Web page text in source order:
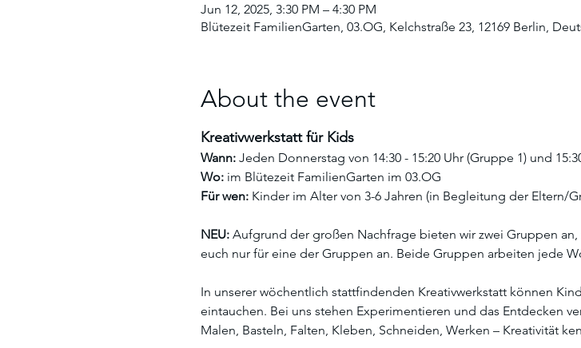
Jun 12, 2025, 3:30 PM – 4:30 PM
Blütezeit FamilienGarten, 03.OG, Kelchstraße 23, 12169 Berlin,
About the event
Kreativwerkstatt für Kids
Wann: Jeden Donnerstag von 14:30 - 15:20 Uhr (Gruppe 1) und
Wo: im Blütezeit FamilienGarten im 03.OG
Für wen: Kinder im Alter von 3-6 Jahren (in Begleitung der Eltern/
NEU: Aufgrund der großen Nachfrage bieten wir zwei Gruppen
euch nur für eine der Gruppen an. Beide Gruppen arbeiten jede
In unserer wöchentlich stattfindenden Kreativwerkstatt können
eintauchen. Bei uns stehen Experimentieren und das Entdecken
Malen, Basteln, Falten, Kleben, Schneiden, Werken – Kreativität